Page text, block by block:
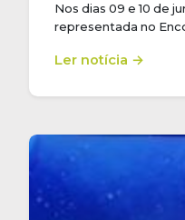
Nos dias 09 e 10 de
representada no
Ler notícia →